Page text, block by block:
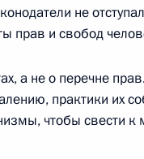
судебной
Суда
не
прав и свобод
а не о перечне
практики их
чтобы свести